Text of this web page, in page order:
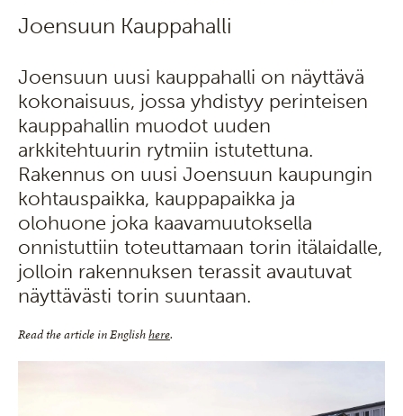
Joensuun Kauppahalli
Joensuun uusi kauppahalli on näyttävä
kokonaisuus, jossa yhdistyy perinteisen
kauppahallin muodot uuden
arkkitehtuurin rytmiin istutettuna.
Rakennus on uusi Joensuun kaupungin
kohtauspaikka, kauppapaikka ja
olohuone joka kaavamuutoksella
onnistuttiin toteuttamaan torin itälaidalle,
jolloin rakennuksen terassit avautuvat
näyttävästi torin suuntaan.
Read the article in Englishhere.